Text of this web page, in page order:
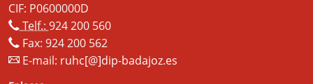
CIF: P0600000D
Telf.: 924 200 560
Fax: 924 200 562
E-mail: ruhc[@]dip-badajoz.es